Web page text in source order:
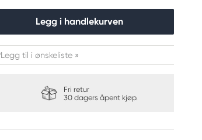
Legg i handlekurven
Legg til i ønskeliste »
Fri retur
30 dagers åpent kjøp.